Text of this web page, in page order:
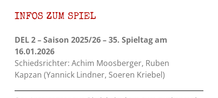
INFOS ZUM SPIEL
DEL 2 – Saison 2025/26 – 35. Spieltag am
16.01.2026
Schiedsrichter: Achim Moosberger, Ruben
Kapzan (Yannick Lindner, Soeren Kriebel)